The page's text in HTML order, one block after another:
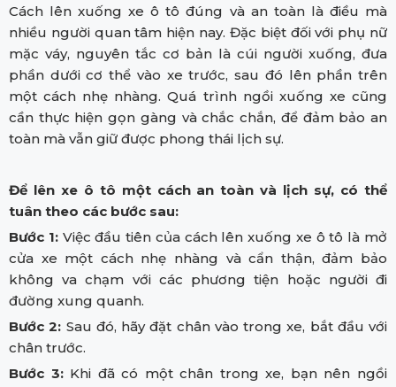
Cách lên xuống xe ô tô đúng và an toàn là điều mà
nhiều người quan tâm hiện nay. Đặc biệt đối với phụ nữ
mặc váy, nguyên tắc cơ bản là cúi người xuống, đưa
phần dưới cơ thể vào xe trước, sau đó lên phần trên
một cách nhẹ nhàng. Quá trình ngồi xuống xe cũng
cần thực hiện gọn gàng và chắc chắn, để đảm bảo an
toàn mà vẫn giữ được phong thái lịch sự.
Để lên xe ô tô một cách an toàn và lịch sự, có thể
tuân theo các bước sau:
Bước 1: Việc đầu tiên của cách lên xuống xe ô tô là mở
cửa xe một cách nhẹ nhàng và cẩn thận, đảm bảo
không va chạm với các phương tiện hoặc người đi
đường xung quanh.
Bước 2: Sau đó, hãy đặt chân vào trong xe, bắt đầu với
chân trước.
Bước 3: Khi đã có một chân trong xe, bạn nên ngồi